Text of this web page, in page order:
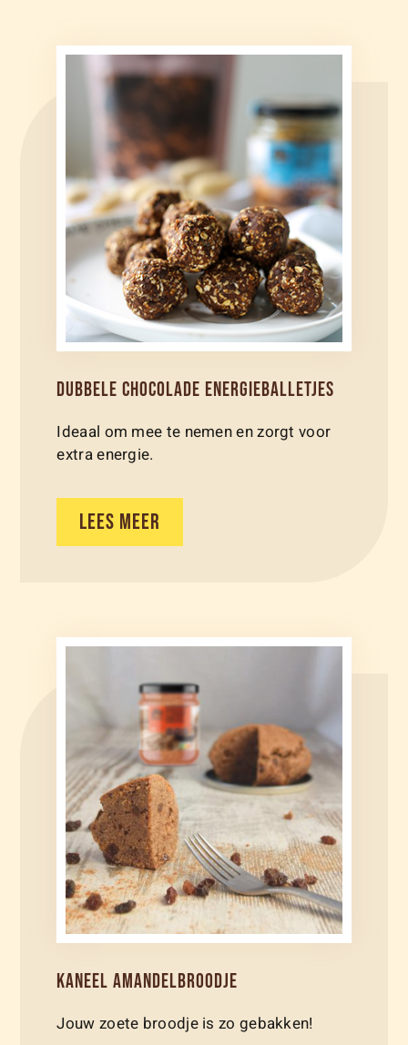
DUBBELE CHOCOLADE ENERGIEBALLETJES
Ideaal om mee te nemen en zorgt voor
extra energie.
LEES MEER
KANEEL AMANDELBROODJE
Jouw zoete broodje is zo gebakken!